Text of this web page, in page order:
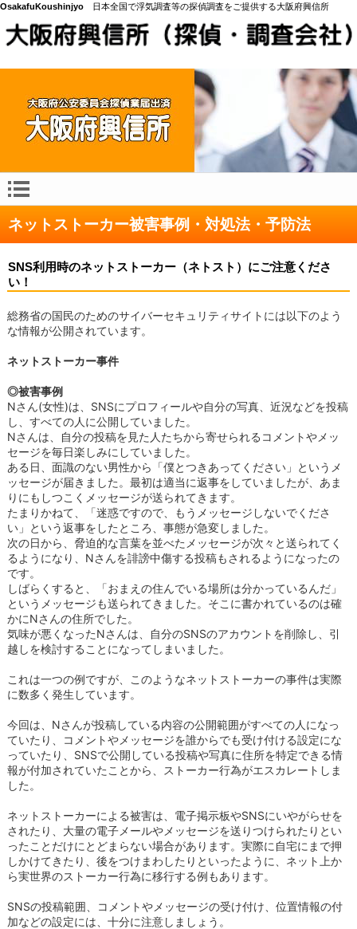
OsakafuKoushinjyo 日本全国で浮気調査等の探偵調査をご提供する大阪府興信所
ネットストーカー被害事例・対処法・予防法
SNS利用時のネットストーカー（ネトスト）にご注意くださ
い！
総務省の国民のためのサイバーセキュリティサイトには以下のよう
な情報が公開されています。
ネットストーカー事件
◎被害事例
Nさん(女性)は、SNSにプロフィールや自分の写真、近況などを投稿
し、すべての人に公開していました。
Nさんは、自分の投稿を見た人たちから寄せられるコメントやメッ
セージを毎日楽しみにしていました。
ある日、面識のない男性から「僕とつきあってください」というメ
ッセージが届きました。最初は適当に返事をしていましたが、あま
りにもしつこくメッセージが送られてきます。
たまりかねて、「迷惑ですので、もうメッセージしないでくださ
い」という返事をしたところ、事態が急変しました。
次の日から、脅迫的な言葉を並べたメッセージが次々と送られてく
るようになり、Nさんを誹謗中傷する投稿もされるようになったの
です。
しばらくすると、「おまえの住んでいる場所は分かっているんだ」
というメッセージも送られてきました。そこに書かれているのは確
かにNさんの住所でした。
気味が悪くなったNさんは、自分のSNSのアカウントを削除し、引
越しを検討することになってしまいました。
これは一つの例ですが、このようなネットストーカーの事件は実際
に数多く発生しています。
今回は、Nさんが投稿している内容の公開範囲がすべての人になっ
ていたり、コメントやメッセージを誰からでも受け付ける設定にな
っていたり、SNSで公開している投稿や写真に住所を特定できる情
報が付加されていたことから、ストーカー行為がエスカレートしま
した。
ネットストーカーによる被害は、電子掲示板やSNSにいやがらせを
されたり、大量の電子メールやメッセージを送りつけられたりとい
ったことだけにとどまらない場合があります。実際に自宅にまで押
しかけてきたり、後をつけまわしたりといったように、ネット上か
ら実世界のストーカー行為に移行する例もあります。
SNSの投稿範囲、コメントやメッセージの受け付け、位置情報の付
加などの設定には、十分に注意しましょう。